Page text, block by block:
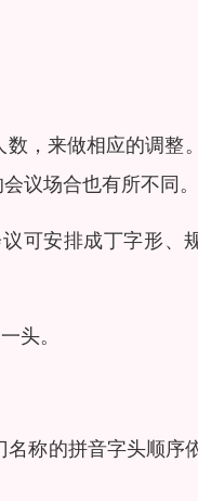
，来做相应的调整
议场合也有所不同。
可安排成丁字形、
头。
称的拼音字头顺序